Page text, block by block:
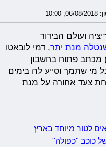
ועולם הבידור
מנת יתר, דמי לובאטו
פתוח בחשבון
מי שתמך וסייע לה בימים
צעד אחורה על מנת
לטור מיוחד בארץ
כוכב "כפולה"